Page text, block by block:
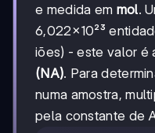
e medida em mol.
6,022×10²³
iões) - este valor é
(NA). Para
numa amostra,
pela constante de